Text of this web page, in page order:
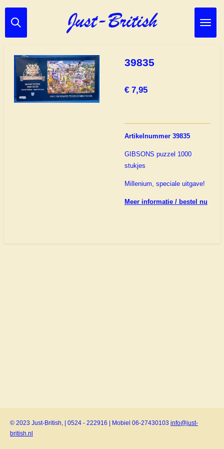
Ga
direct
hoofdinhoud
39835
€ 7,95
Artikelnummer 39835
GIBSONS puzzel 1000
stukjes
Millenium, speciale uitgave!
Meer informatie / bestel nu
© 2023 Just-British, | 0524 - 222916 | Mobiel 06-27430103 info@just-
british.nl